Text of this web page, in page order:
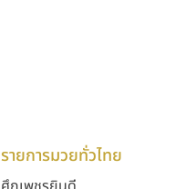
รายการมวยทั่วไทย